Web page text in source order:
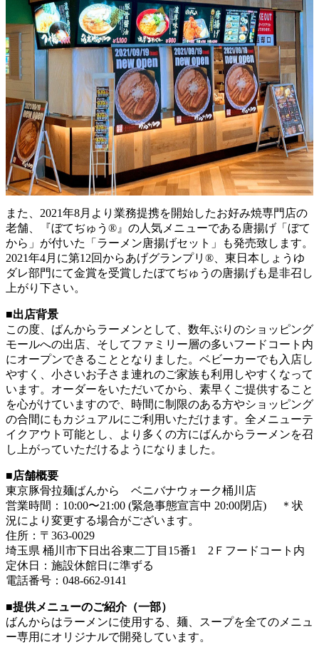
また、2021年8月より業務提携を開始したお好み焼専門店の
老舗、『ぼてぢゅう®』の人気メニューである唐揚げ「ぼて
から」が付いた「ラーメン唐揚げセット」も発売致します。
2021年4月に第12回からあげグランプリ®、東日本しょうゆ
ダレ部門にて金賞を受賞したぼてぢゅうの唐揚げも是非召し
上がり下さい。
■出店背景
この度、ばんからラーメンとして、数年ぶりのショッピング
モールへの出店、そしてファミリー層の多いフードコート内
にオープンできることとなりました。ベビーカーでも入店し
やすく、小さいお子さま連れのご家族も利用しやすくなって
います。オーダーをいただいてから、素早くご提供すること
を心がけていますので、時間に制限のある方やショッピング
の合間にもカジュアルにご利用いただけます。全メニューテ
イクアウト可能とし、より多くの方にばんからラーメンを召
し上がっていただけるようになりました。
■店舗概要
東京豚骨拉麺ばんから ベニバナウォーク桶川店
営業時間：10:00〜21:00 (緊急事態宣言中 20:00閉店) ＊状
況により変更する場合がございます。
住所：〒363-0029
埼玉県 桶川市下日出谷東二丁目15番1 2Ｆフードコート内
定休日：施設休館日に準ずる
電話番号：048-662-9141
■提供メニューのご紹介（一部）
ばんからはラーメンに使用する、麺、スープを全てのメニュ
ー専用にオリジナルで開発しています。